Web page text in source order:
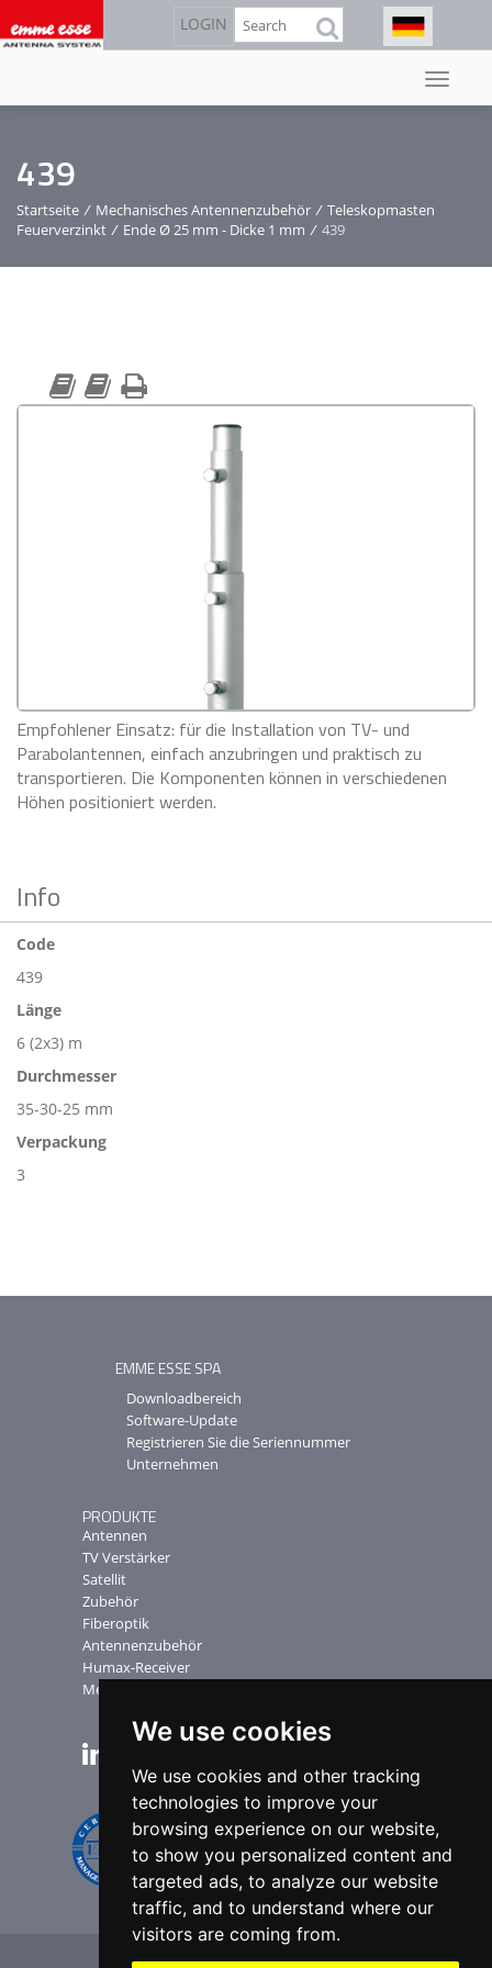
We use cookies
We use cookies and other tracking
technologies to improve your
browsing experience on our website,
to show you personalized content and
targeted ads, to analyze our website
traffic, and to understand where our
visitors are coming from.
zum
Inhalt
LOGIN Suche
439
Startseite / Mechanisches Antennenzubehör / Teleskopmasten
Feuerverzinkt / Ende Ø 25 mm - Dicke 1 mm / 439
Empfohlener Einsatz: für die Installation von TV- und
Parabolantennen, einfach anzubringen und praktisch zu
transportieren. Die Komponenten können in verschiedenen
Höhen positioniert werden.
Info
Code
439
Länge
6 (2x3) m
Durchmesser
35-30-25 mm
Verpackung
3
EMME ESSE SPA
Downloadbereich
Software-Update
Registrieren Sie die Seriennummer
Unternehmen
PRODUKTE
Antennen
TV Verstärker
Satellit
Zubehör
Fiberoptik
Antennenzubehör
Humax-Receiver
Messgerate